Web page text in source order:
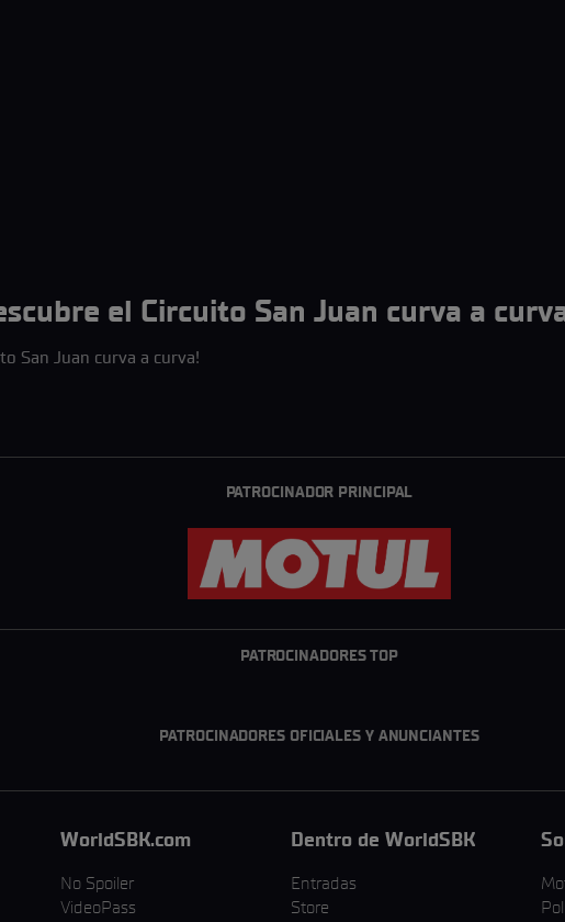
el Circuito San Juan curva a
San Juan curva a curva!
PATROCINADOR PRINCIPAL
PATROCINADORES TOP
PATROCINADORES OFICIALES Y ANUNCIANTES
WorldSBK.com
No Spoiler
VideoPass
Dentro de WorldSBK
Entradas
Store